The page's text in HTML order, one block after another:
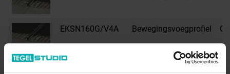
EKSN160G/V4A Bewegingsvoegprofiel G
EKSN185G Bewegingsvoegprofiel